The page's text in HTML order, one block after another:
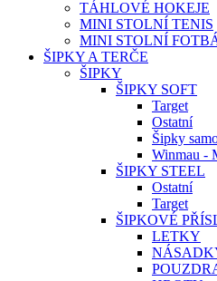
TÁHLOVÉ HOKEJE
MINI STOLNÍ TENIS
MINI STOLNÍ
ŠIPKY A TERČE
ŠIPKY
ŠIPKY SOFT
Target
Ostatní
Šipky
Winmau -
ŠIPKY STEEL
Ostatní
Target
ŠIPKOVÉ
LETKY